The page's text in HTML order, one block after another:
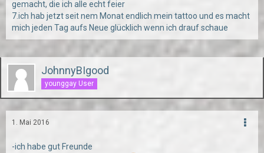
gemacht, die ich alle echt feier
7.ich hab jetzt seit nem Monat endlich mein tattoo und es macht
mich jeden Tag aufs Neue glücklich wenn ich drauf schaue
JohnnyBIgood
younggay User
1. Mai 2016
-ich habe gut Freunde